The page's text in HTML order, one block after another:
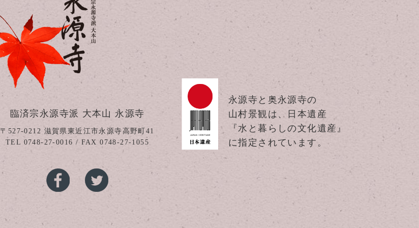
臨済宗永源寺派 大本山 永源寺
〒527-0212 滋賀県東近江市永源寺高野町41
TEL 0748-27-0016 / FAX 0748-27-1055
永源寺と奥永源寺の
山村景観は、日本遺産
『水と暮らしの文化遺産』
に指定されています。